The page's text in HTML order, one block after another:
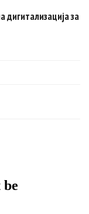
дигитализација за